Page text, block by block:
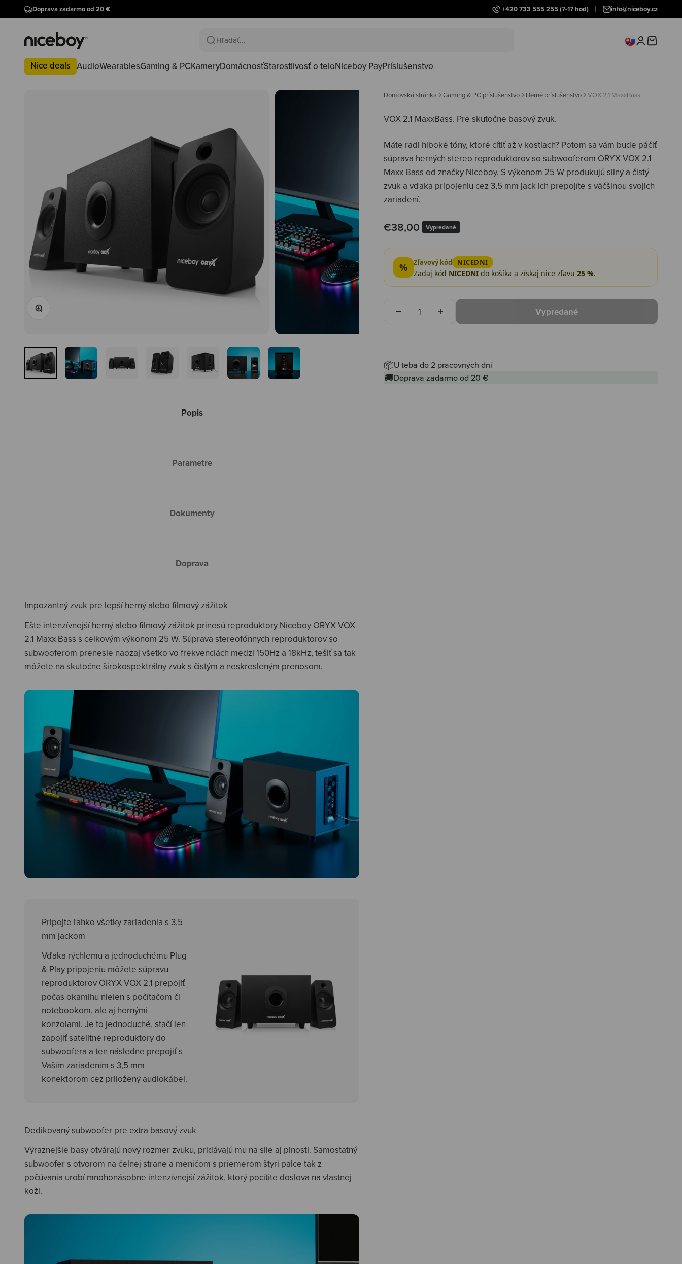
Preskočiť na obsah
Doprava zadarmo od 20 € +420 733 555 255(7-17 hod) info@niceboy.cz
Nice deals AudioWearablesGaming & PCKameryDomácnosťStarostlivosť o teloNiceboy PayPríslušenstvo
Niceboy Prihlásiť sa
Košík
Domovská stránka Gaming & PC príslušenstvo Herné príslušenstvo VOX 2.1 MaxxBass
VOX 2.1 MaxxBass. Pre skutočne basový zvuk.
Máte radi hlboké tóny, ktoré cítiť až v kostiach? Potom sa vám bude páčiť
súprava herných stereo reproduktorov so subwooferom ORYX VOX 2.1
Maxx Bass od značky Niceboy. S výkonom 25 W produkujú silný a čistý
zvuk a vďaka pripojeniu cez 3,5 mm jack ich prepojíte s väčšinou svojich
zariadení.
Predajná cena
€38,00 Vypredané
% Zľavový kód NICEDNI
Zadaj kód NICEDNI do košíka a získaj nice zľavu 25 %.
Vypredané
📦U teba do 2 pracovných dní
🚚Doprava zadarmo od 20 €
Popis
Impozantný zvuk pre lepší herný alebo filmový zážitok
Ešte intenzívnejší herný alebo filmový zážitok prinesú reproduktory Niceboy ORYX VOX
2.1 Maxx Bass s celkovým výkonom 25 W. Súprava stereofónnych reproduktorov so
subwooferom prenesie naozaj všetko vo frekvenciách medzi 150Hz a 18kHz, tešiť sa tak
môžete na skutočne širokospektrálny zvuk s čistým a neskresleným prenosom.
Pripojte ľahko všetky zariadenia s 3,5
mm jackom
Vďaka rýchlemu a jednoduchému Plug
& Play pripojeniu môžete súpravu
reproduktorov ORYX VOX 2.1 prepojiť
počas okamihu nielen s počítačom či
notebookom, ale aj hernými
konzolami. Je to jednoduché, stačí len
zapojiť satelitné reproduktory do
subwoofera a ten následne prepojiť s
Vaším zariadením s 3,5 mm
konektorom cez priložený audiokábel.
Dedikovaný subwoofer pre extra basový zvuk
Výraznejšie basy otvárajú nový rozmer zvuku, pridávajú mu na sile aj plnosti. Samostatný
subwoofer s otvorom na čelnej strane a meničom s priemerom štyri palce tak z
počúvania urobí mnohonásobne intenzívnejší zážitok, ktorý pocítite doslova na vlastnej
koži.
Parametre
Dokumenty
Doprava